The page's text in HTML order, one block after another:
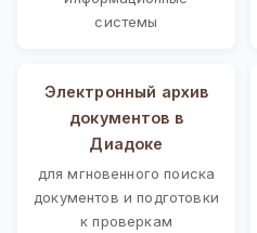
системы
Электронный архив
документов в
Диадоке
для мгновенного поиска
документов и подготовки
к проверкам